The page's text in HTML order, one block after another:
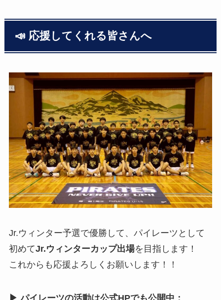
📣 応援してくれる皆さんへ
Jr.ウィンター予選で優勝して、パイレーツとして
初めてJr.ウィンターカップ出場を目指します！
これからも応援よろしくお願いします！！